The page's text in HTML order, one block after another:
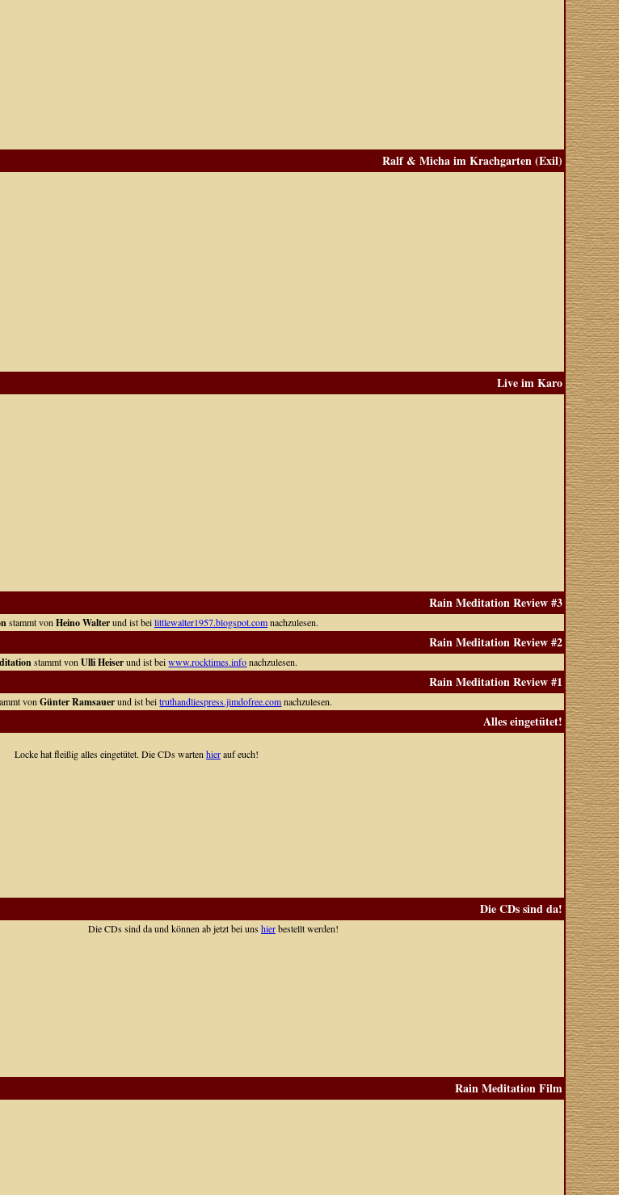
Ralf & Micha im Krachgarten (Exil)
Live im Karo
Rain Meditation Review #3
stammt von Heino Walterund ist beilittlewalter1957.blogspot.comnachzulesen.
Rain Meditation Review #2
stammt vonUlli Heiserund ist beiwww.rocktimes.infonachzulesen.
Rain Meditation Review #1
vonGünter Ramsauerund ist beitruthandliespress.jimdofree.comnachzulesen.
Alles eingetütet!
Locke hat fleißig alles eingetütet. Die CDs warten hierauf euch!
Die CDs sind da!
Die CDs sind da und können ab jetzt bei unshierbestellt werden!
Rain Meditation Film